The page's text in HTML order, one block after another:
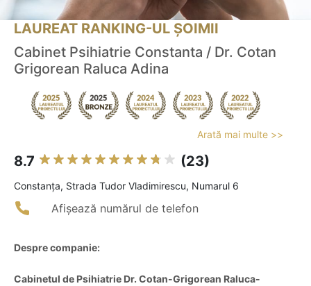
LAUREAT RANKING-UL ȘOIMII
Cabinet Psihiatrie Constanta / Dr. Cotan
Grigorean Raluca Adina
Arată mai multe >>
8.7 (23)
Constanţa, Strada Tudor Vladimirescu, Numarul 6
Afișează numărul de telefon
Despre companie:
Cabinetul de Psihiatrie Dr. Cotan-Grigorean Raluca-